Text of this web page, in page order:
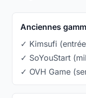
Anciennes
✓ Kimsufi
✓ SoYouStart
✓ OVH Game